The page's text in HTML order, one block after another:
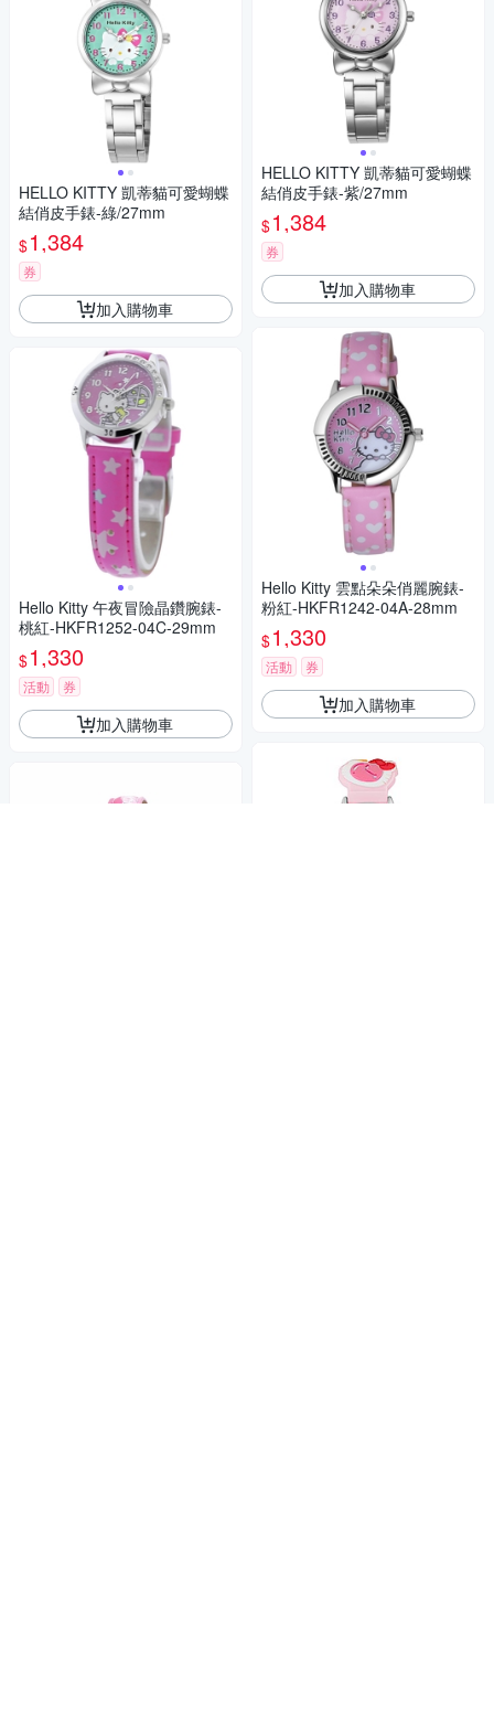
HELLO KITTY 凱蒂貓可愛蝴蝶
結俏皮手錶-綠/27mm
$1,384
券
加入購物車
Hello Kitty 午夜冒險晶鑽腕錶-
桃紅-HKFR1252-04C-29mm
$1,330
活動 券
加入購物車
HELLO KITTY 凱蒂貓可愛蝴蝶
結俏皮手錶-紫/27mm
$1,384
券
加入購物車
Hello Kitty 雲點朵朵俏麗腕錶-
粉紅-HKFR1242-04A-28mm
$1,330
活動 券
加入購物車